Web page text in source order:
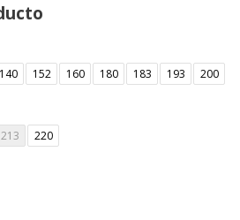
140 152 160 180 183 193 200
213 220